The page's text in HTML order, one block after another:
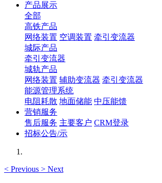
产品展示
全部
高铁产品
网络装置 空调装置 牵引变流器
城际产品
牵引变流器
城轨产品
网络装置 辅助变流器 牵引变流器
能源管理系统
电阻耗散 地面储能 中压能馈
营销服务
售后服务 主要客户 CRM登录
招标公告/示
< Previous > Next